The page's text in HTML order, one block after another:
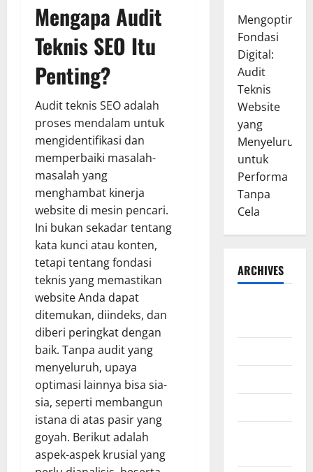
Mengapa Audit
Teknis SEO Itu
Penting?
Audit teknis SEO adalah
proses mendalam untuk
mengidentifikasi dan
memperbaiki masalah-
masalah yang
menghambat kinerja
website di mesin pencari.
Ini bukan sekadar tentang
kata kunci atau konten,
tetapi tentang fondasi
teknis yang memastikan
website Anda dapat
ditemukan, diindeks, dan
diberi peringkat dengan
baik. Tanpa audit yang
menyeluruh, upaya
optimasi lainnya bisa sia-
sia, seperti membangun
istana di atas pasir yang
goyah. Berikut adalah
aspek-aspek krusial yang
Fondasi
Digital:
Audit
Teknis
Website
yang
Menyeluruh
untuk
Performa
Tanpa
Cela
ARCHIVES